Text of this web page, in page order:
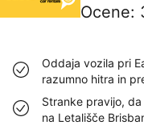
Ocene:
Oddaja vozila pri
razumno hitra in
Stranke pravijo,
na Letališče